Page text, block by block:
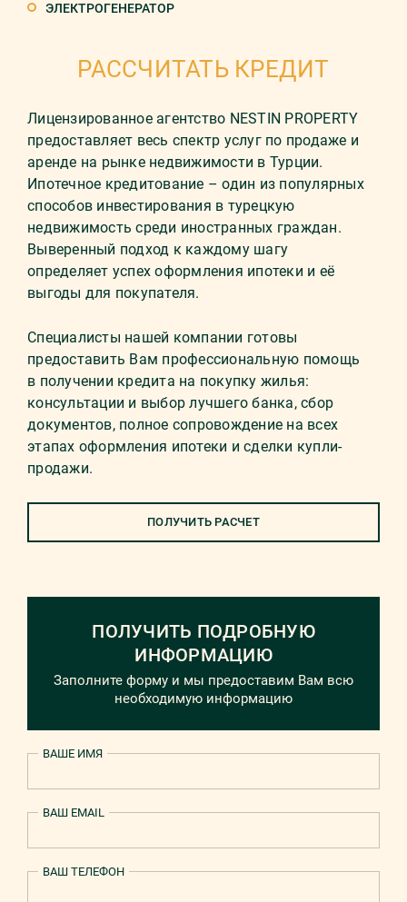
ЭЛЕКТРОГЕНЕРАТОР
РАССЧИТАТЬ КРЕДИТ
Лицензированное агентство NESTIN PROPERTY
предоставляет весь спектр услуг по продаже и
аренде на рынке недвижимости в Турции.
Ипотечное кредитование – один из популярных
способов инвестирования в турецкую
недвижимость среди иностранных граждан.
Выверенный подход к каждому шагу
определяет успех оформления ипотеки и её
выгоды для покупателя.
Специалисты нашей компании готовы
предоставить Вам профессиональную помощь
в получении кредита на покупку жилья:
консультации и выбор лучшего банка, сбор
документов, полное сопровождение на всех
этапах оформления ипотеки и сделки купли-
продажи.
ПОЛУЧИТЬ РАСЧЕТ
ПОЛУЧИТЬ ПОДРОБНУЮ
ИНФОРМАЦИЮ
Заполните форму и мы предоставим Вам всю
необходимую информацию
ВАШЕ ИМЯ
ВАШ EMAIL
ВАШ ТЕЛЕФОН